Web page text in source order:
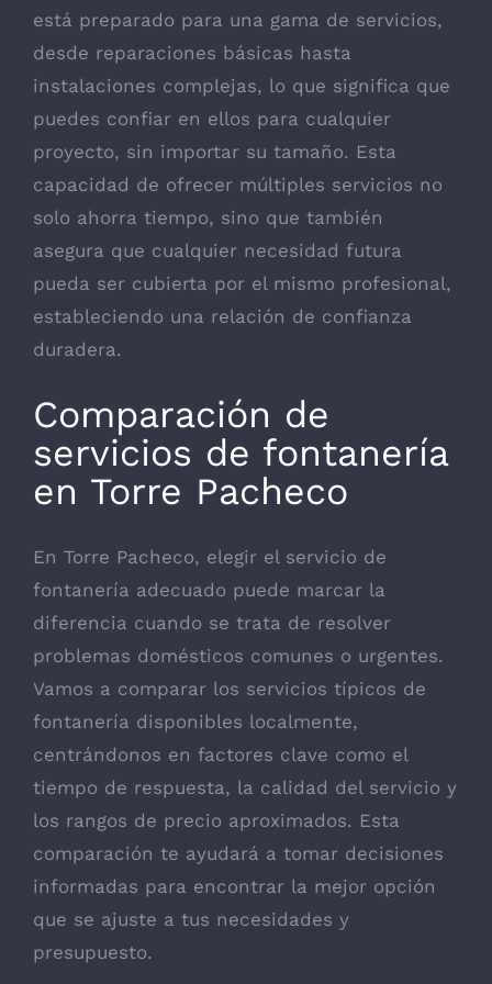
está preparado para una gama de servicios,
desde reparaciones básicas hasta
instalaciones complejas, lo que significa que
puedes confiar en ellos para cualquier
proyecto, sin importar su tamaño. Esta
capacidad de ofrecer múltiples servicios no
solo ahorra tiempo, sino que también
asegura que cualquier necesidad futura
pueda ser cubierta por el mismo profesional,
estableciendo una relación de confianza
duradera.
Comparación de
servicios de fontanería
en Torre Pacheco
En Torre Pacheco, elegir el servicio de
fontanería adecuado puede marcar la
diferencia cuando se trata de resolver
problemas domésticos comunes o urgentes.
Vamos a comparar los servicios típicos de
fontanería disponibles localmente,
centrándonos en factores clave como el
tiempo de respuesta, la calidad del servicio y
los rangos de precio aproximados. Esta
comparación te ayudará a tomar decisiones
informadas para encontrar la mejor opción
que se ajuste a tus necesidades y
presupuesto.